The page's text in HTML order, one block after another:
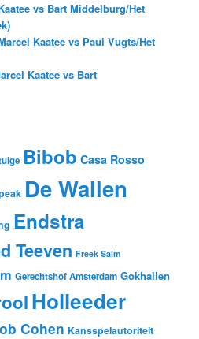
vs Bart Middelburg/Het
Kaatee vs Paul Vugts/Het
Kaatee vs Bart
Bibob Casa Rosso
De Wallen
Endstra
Teeven Freek Salm
Gerechtshof Amsterdam Gokhallen
Holleeder
Cohen Kansspelautoriteit